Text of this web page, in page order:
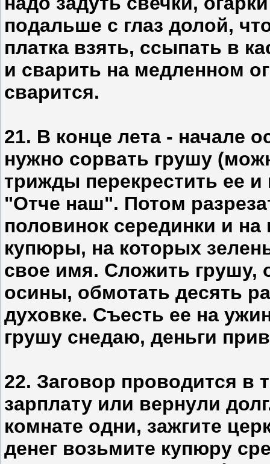
подальше с глаз долой,
платка взять, ссыпать в
и сварить на медленном
сварится.
21. В конце лета - начале
нужно сорвать грушу
трижды перекрестить ее
"Отче наш". Потом
половинок серединки и
купюры, на которых
свое имя. Сложить грушу,
осины, обмотать десять
духовке. Съесть ее на
грушу снедаю, деньги
22. Заговор проводится в
зарплату или вернули
комнате одни, зажгите
денег возьмите купюру